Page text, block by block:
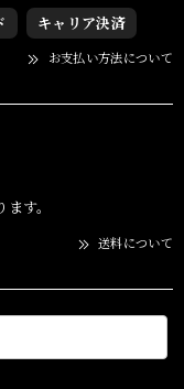
キャリア決済
お支払い方法について
す。
送料について